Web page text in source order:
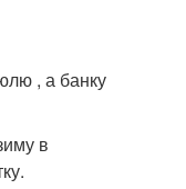
, а банку